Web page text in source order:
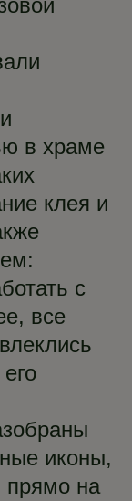
в храме
клея и
с
все
иконы,
прямо на